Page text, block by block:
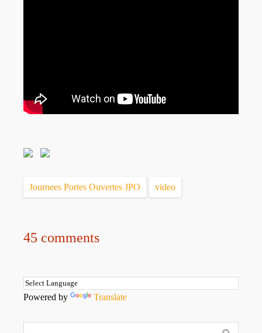
Journees Portes Ouvertes JPO video
45 comments
Powered by Translate